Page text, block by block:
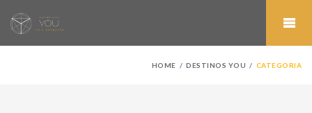
HOME DESTINOS YOU CATEGORIA